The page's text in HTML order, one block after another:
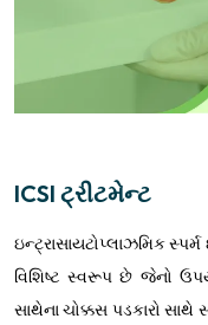
ICSI ટ્રીટમેન્ટ
ઇન્ટ્રાસાયટોપ્લાઝમિક
વિશિષ્ટ સ્વરૂપ છે જેનો
સાથેના ચોક્કસ પડકારો સાથે